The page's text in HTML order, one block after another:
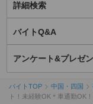
詳細検索
バイトQ&A
アンケート&プレゼ
バイトTOP 中国・四国
ト！未経験OK＊車通勤OK！